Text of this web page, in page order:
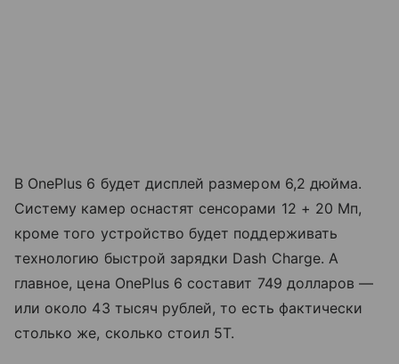
В OnePlus 6 будет дисплей размером 6,2 дюйма.
Систему камер оснастят сенсорами 12 + 20 Мп,
кроме того устройство будет поддерживать
технологию быстрой зарядки Dash Charge. А
главное, цена OnePlus 6 составит 749 долларов —
или около 43 тысяч рублей, то есть фактически
столько же, сколько стоил 5T.